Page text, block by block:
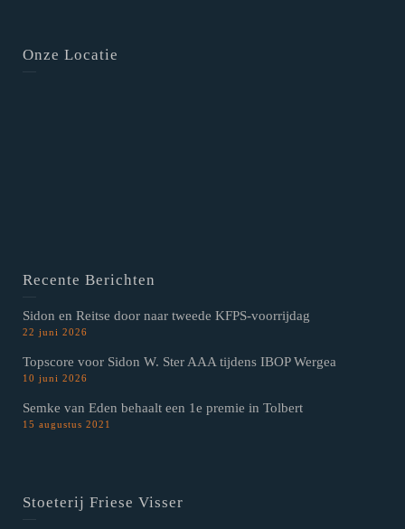
Onze Locatie
Recente Berichten
Sidon en Reitse door naar tweede KFPS-voorrijdag
22 juni 2026
Topscore voor Sidon W. Ster AAA tijdens IBOP Wergea
10 juni 2026
Semke van Eden behaalt een 1e premie in Tolbert
15 augustus 2021
Stoeterij Friese Visser